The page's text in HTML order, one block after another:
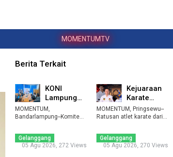
MOMENTUMTV
Berita Terkait
KONI
Lampung
Gandeng
Ditintelkam
Kemban ...
MOMENTUM,
Bandarlampung--Komite
Gelanggang
05 Agu 2026, 272 Views
Kejuaraan
Karate
Pringsewu
MOMENTUM, Pringsewu--
Ratusan atlet karate dari
Gelanggang
05 Agu 2026, 270 Views